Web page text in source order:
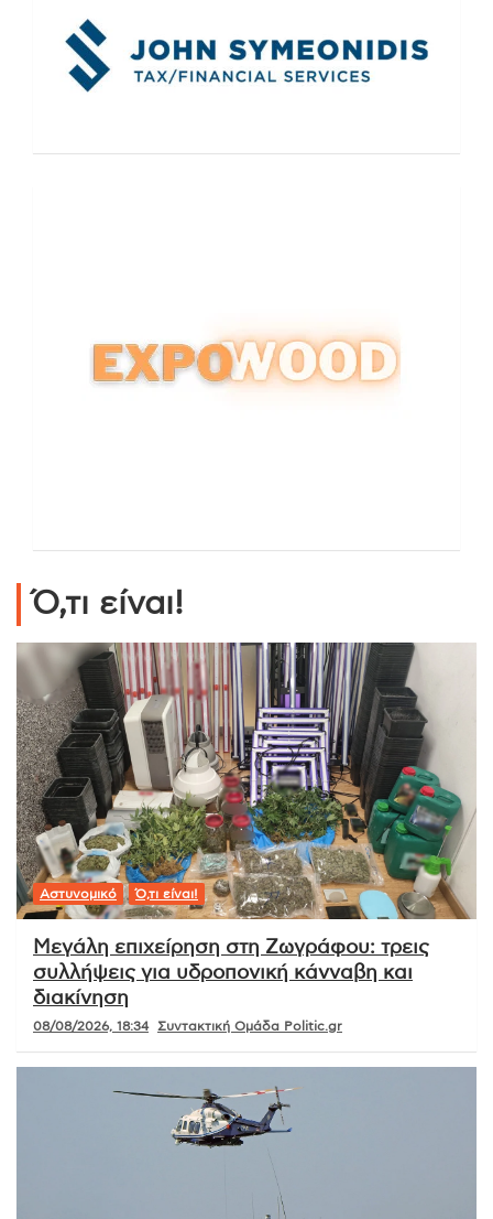
Ό,τι είναι!
Αστυνομικό Ό,τι είναι!
Μεγάλη επιχείρηση στη Ζωγράφου: τρεις
συλλήψεις για υδροπονική κάνναβη και
διακίνηση
08/08/2026, 18:34 Συντακτική Ομάδα Politic.gr